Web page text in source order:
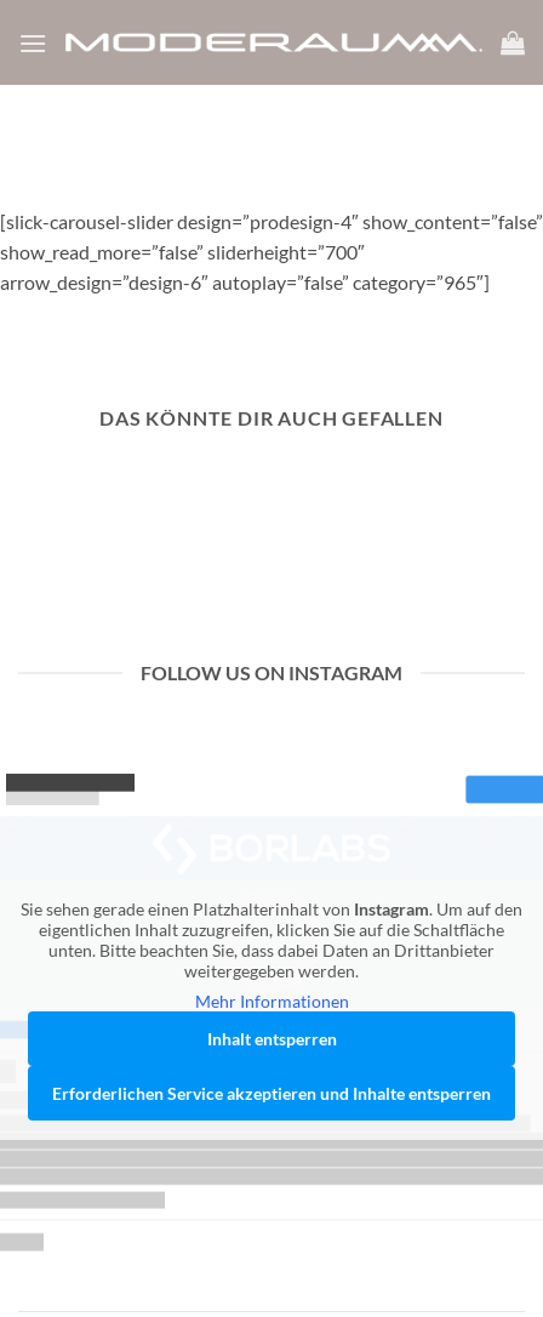
Inhalt
[slick-carousel-slider design=”prodesign-4″ show_content=”false”
show_read_more=”false” sliderheight=”700″
arrow_design=”design-6″ autoplay=”false” category=”965″]
bp_notify=”0″]
DAS KÖNNTE DIR AUCH GEFALLEN
FOLLOW US ON INSTAGRAM
Sie sehen gerade einen Platzhalterinhalt von Instagram. Um auf den
eigentlichen Inhalt zuzugreifen, klicken Sie auf die Schaltfläche
unten. Bitte beachten Sie, dass dabei Daten an Drittanbieter
weitergegeben werden.
Mehr Informationen
Inhalt entsperren
Erforderlichen Service akzeptieren und Inhalte entsperren